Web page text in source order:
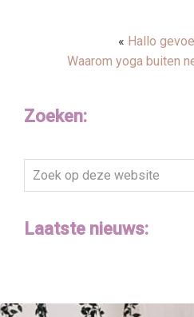
« Hallo
Waarom yoga buiten
Zoeken:
Zoek
op
website
Laatste nieuws: